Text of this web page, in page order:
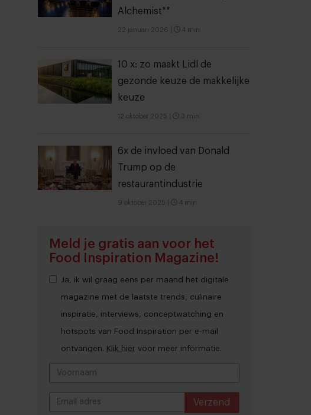
Alchemist**
22 januari 2026 4 min
10 x: zo maakt Lidl de
gezonde keuze de makkelijke
keuze
12 oktober 2025 3 min
6x de invloed van Donald
Trump op de
restaurantindustrie
9 oktober 2025 4 min
Meld je gratis aan voor het
Food Inspiration Magazine!
Ja, ik wil graag eens per maand het digitale
magazine met de laatste trends, culinaire
inspiratie, interviews, conceptwatching en
hotspots van Food Inspiration per e-mail
ontvangen. Klik hier voor meer informatie.
Verzend